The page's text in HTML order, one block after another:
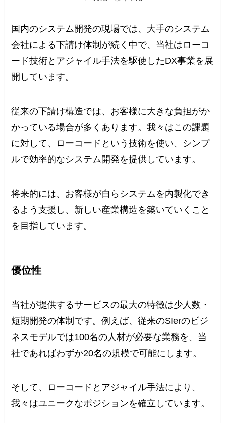
国内のシステム開発の現場では、大手のシステム
会社による下請け体制が続く中で、当社はローコ
ード技術とアジャイル手法を駆使したDX事業を展
開しています。
従来の下請け構造では、お客様に大きな負担がか
かっている場合が多くあります。我々はこの課題
に対して、ローコードという技術を使い、シンプ
ルで効率的なシステム開発を提供しています。
将来的には、お客様が自らシステムを内製化でき
るよう支援し、新しい産業構造を築いていくこと
を目指しています。
優位性
当社が提供するサービスの最大の特徴は少人数・
短期開発の体制です。例えば、従来のSIerのビジ
ネスモデルでは100名の人材が必要な業務を、当
社であればわずか20名の規模で可能にします。
そして、ローコードとアジャイル手法により、
我々はユニークなポジションを確立しています。